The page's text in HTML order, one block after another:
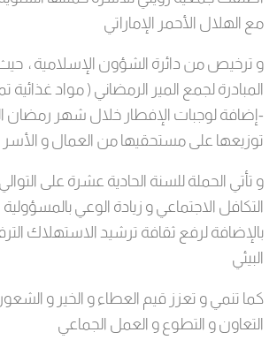
مع الهلال الأحمر الإماراتي
و ترخيص من دائرة الشؤون الإسلامية ،
المبادرة لجمع المير الرمضاني ( مواد غذائية
-إضافة لوجبات الإفطار خلال شهر رمضان
توزيعها على مستحقيها من العمال و الأسر
و تأتي الحملة للسنة الحادية عشرة على
التكافل الاجتماعي و زيادة الوعي
بالإضافة لرفع ثقافة ترشيد الاستهلاك
البيئي
كما تنمي و تعزز قيم العطاء و الخير و
التعاون و التطوع و العمل الجماعي